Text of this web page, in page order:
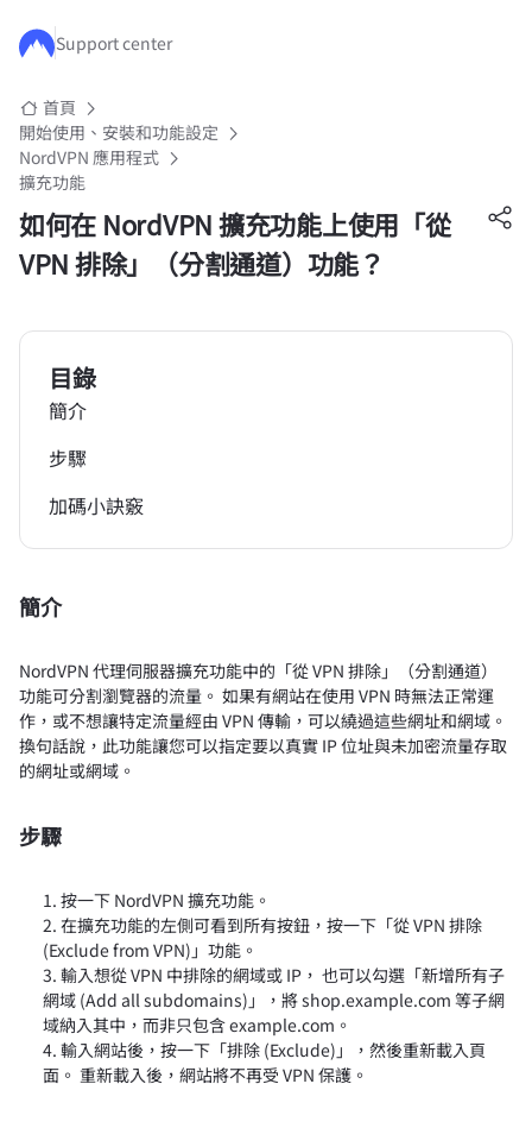
跳至主要內容
Support center
首頁
開始使用、安裝和功能設定
NordVPN 應用程式
擴充功能
如何在 NordVPN 擴充功能上使用「從
VPN 排除」（分割通道）功能？
目錄
簡介
步驟
加碼小訣竅
簡介
NordVPN 代理伺服器擴充功能中的「從 VPN 排除」（分割通道）
功能可分割瀏覽器的流量。 如果有網站在使用 VPN 時無法正常運
作，或不想讓特定流量經由 VPN 傳輸，可以繞過這些網址和網域。
換句話說，此功能讓您可以指定要以真實 IP 位址與未加密流量存取
的網址或網域。
步驟
按一下 NordVPN 擴充功能。
在擴充功能的左側可看到所有按鈕，按一下「從 VPN 排除
(Exclude from VPN)」功能。
輸入想從 VPN 中排除的網域或 IP， 也可以勾選「新增所有子
網域 (Add all subdomains)」，將 shop.example.com 等子網
域納入其中，而非只包含 example.com。
輸入網站後，按一下「排除 (Exclude)」，然後重新載入頁
面。 重新載入後，網站將不再受 VPN 保護。